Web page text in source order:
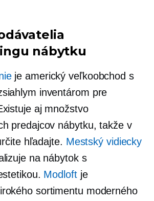
nábytku
je americký veľkoobchod s
inventárom pre
aj množstvo
predajcov nábytku, takže v
hľadajte. Mestský vidiecky
na nábytok s
Modloftje
sortimentu moderného